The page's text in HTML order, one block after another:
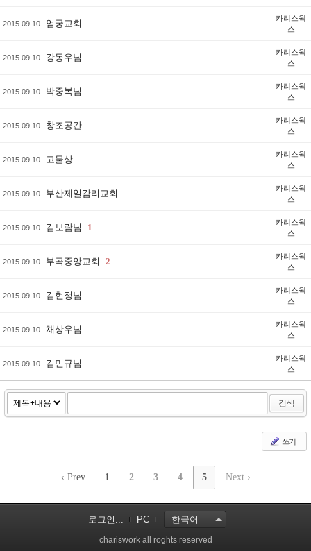
2015.09.10 엄궁교회
카리스웍
스
2015.09.10 강동우님
카리스웍
스
2015.09.10 박중복님
카리스웍
스
2015.09.10 창조공간
카리스웍
스
2015.09.10 고물상
카리스웍
스
2015.09.10 부산제일감리교회
카리스웍
스
2015.09.10 김보람님 1
카리스웍
스
2015.09.10 부곡중앙교회 2
카리스웍
스
2015.09.10 김현정님
카리스웍
스
2015.09.10 채상우님
카리스웍
스
2015.09.10 김민규님
카리스웍
스
검색
쓰기
‹ Prev 1 2 3 4 5 Next ›
로그인... PC 한국어
chariswork all roghts reserved